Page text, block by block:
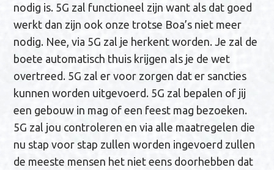
nodig is. 5G zal functioneel zijn want als dat goed
werkt dan zijn ook onze trotse Boa’s niet meer
nodig. Nee, via 5G zal je herkent worden. Je zal de
boete automatisch thuis krijgen als je de wet
overtreed. 5G zal er voor zorgen dat er sancties
kunnen worden uitgevoerd. 5G zal bepalen of jij
een gebouw in mag of een feest mag bezoeken.
5G zal jou controleren en via alle maatregelen die
nu stap voor stap zullen worden ingevoerd zullen
de meeste mensen het niet eens doorhebben dat